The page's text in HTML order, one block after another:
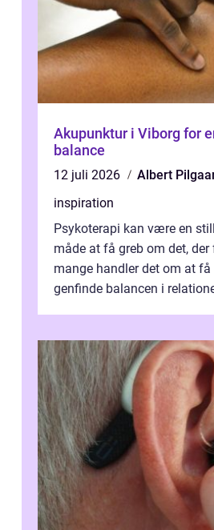
Akupunktur i Viborg for
balance
12 juli 2026
Albert
inspiration
Psykoterapi kan være en
måde at få greb om det, der
mange handler det om at få
genfinde balancen i